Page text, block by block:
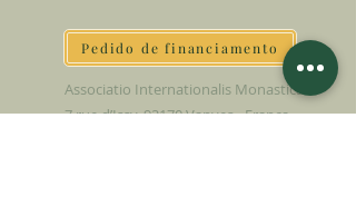
Pedido de financiamento
Associatio Internationalis Monastica
7 rue d’Issy, 92170 Vanves - França